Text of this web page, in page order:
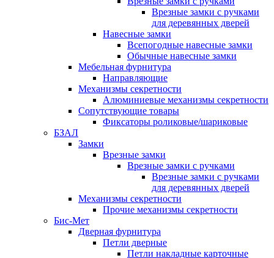
Врезные замки с ручками
для деревянных дверей
Навесные замки
Всепогодные навесные замки
Обычные навесные замки
Мебельная фурнитура
Направляющие
Механизмы секретности
Алюминиевые механизмы секретности
Сопутствующие товары
Фиксаторы роликовые/шариковые
БЗАЛ
Замки
Врезные замки
Врезные замки с ручками
Врезные замки с ручками
для деревянных дверей
Механизмы секретности
Прочие механизмы секретности
Бис-Мет
Дверная фурнитура
Петли дверные
Петли накладные карточные